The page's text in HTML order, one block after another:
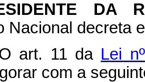
DA
Nacional decreta
art. 11 da Lei
com a